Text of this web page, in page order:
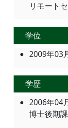
リモート
学位
2009年03
学歴
2006年04
博士後期